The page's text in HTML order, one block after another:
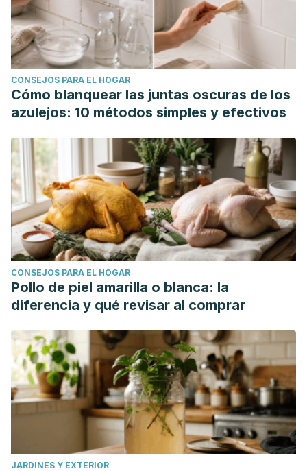
CONSEJOS PARA EL HOGAR
Cómo blanquear las juntas oscuras de los
azulejos: 10 métodos simples y efectivos
CONSEJOS PARA EL HOGAR
Pollo de piel amarilla o blanca: la
diferencia y qué revisar al comprar
JARDINES Y EXTERIOR